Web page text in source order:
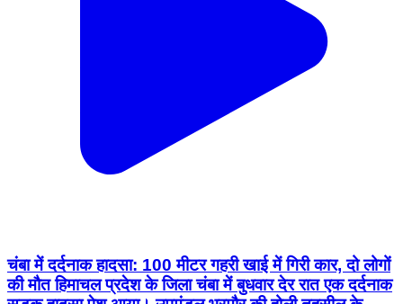
चंबा में दर्दनाक हादसा: 100 मीटर गहरी खाई में गिरी कार, दो लोगों
की मौत हिमाचल प्रदेश के जिला चंबा में बुधवार देर रात एक दर्दनाक